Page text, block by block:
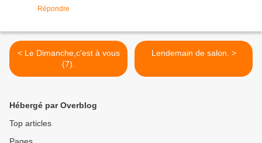
Répondre
< Le Dimanche,c'est à vous
(7).
Lendemain de salon. >
Hébergé par Overblog
Top articles